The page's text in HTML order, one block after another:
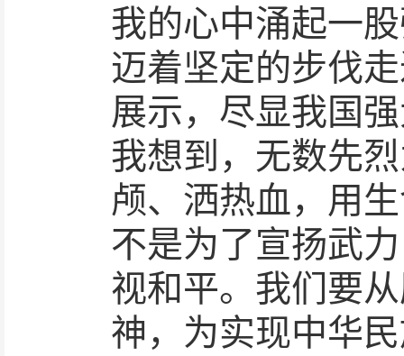
我的心中涌起一
迈着坚定的步伐
展示，尽显我国
我想到，无数先
颅、洒热血，用
不是为了宣扬武
视和平。我们要
神，为实现中华